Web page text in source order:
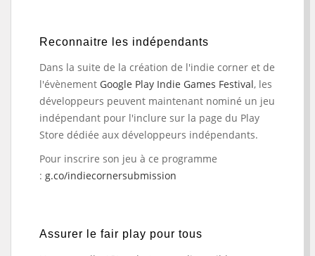
Reconnaitre les indépendants
Dans la suite de la création de l'indie corner et de
l'évènement Google Play Indie Games Festival, les
développeurs peuvent maintenant nominé un jeu
indépendant pour l'inclure sur la page du Play
Store dédiée aux développeurs indépendants.
Pour inscrire son jeu à ce programme
: g.co/indiecornersubmission
Assurer le fair play pour tous